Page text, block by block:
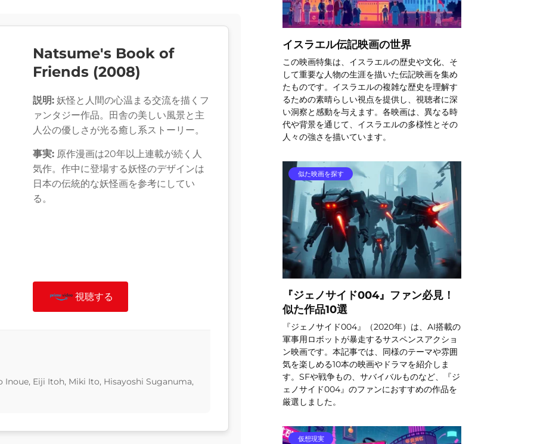
Natsume's Book of
Friends (2008)
説明: 妖怪と人間の心温まる交流を描くフ
ァンタジー作品。田舎の美しい風景と主
人公の優しさが光る癒し系ストーリー。
事実: 原作漫画は20年以上連載が続く人
気作。作中に登場する妖怪のデザインは
日本の伝統的な妖怪画を参考にしてい
る。
視聴する
Inoue, Eiji Itoh, Miki Ito, Hisayoshi Suganuma,
イスラエル伝記映画の世界
この映画特集は、イスラエルの歴史や文化、そ
して重要な人物の生涯を描いた伝記映画を集め
たものです。イスラエルの複雑な歴史を理解す
るための素晴らしい視点を提供し、視聴者に深
い洞察と感動を与えます。各映画は、異なる時
代や背景を通じて、イスラエルの多様性とその
人々の強さを描いています。
似た映画を探す
『ジェノサイド004』ファン必見！
似た作品10選
『ジェノサイド004』（2020年）は、AI搭載の
軍事用ロボットが暴走するサスペンスアクショ
ン映画です。本記事では、同様のテーマや雰囲
気を楽しめる10本の映画やドラマを紹介しま
す。SFや戦争もの、サバイバルものなど、『ジ
ェノサイド004』のファンにおすすめの作品を
厳選しました。
仮想現実